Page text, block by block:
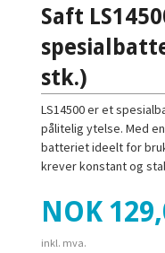
Saft
stk.)
LS14500 er et
pålitelig ytelse. Med
batteriet ideelt for
krever konstant og
Pris
NOK
inkl. mva.